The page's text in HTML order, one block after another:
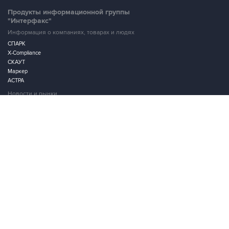
Продукты информационной группы
"Интерфакс"
Информация о компаниях, товарах и людях
СПАРК
X-Compliance
СКАУТ
Маркер
АСТРА
Новости и рынки